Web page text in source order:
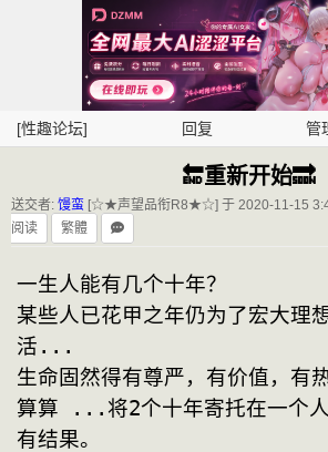
[性趣论坛] 回复 管
🔚重新开始🔜
送交者: 馒蛮 [☆★声望品衔R8★☆] 于 2020-11-15
阅读
繁體
一生人能有几个十年？
某些人已花甲之年仍为了宏大理
活...
生命固然得有尊严，有价值，有热
算算 ...将2个十年寄托在一个
有结果。